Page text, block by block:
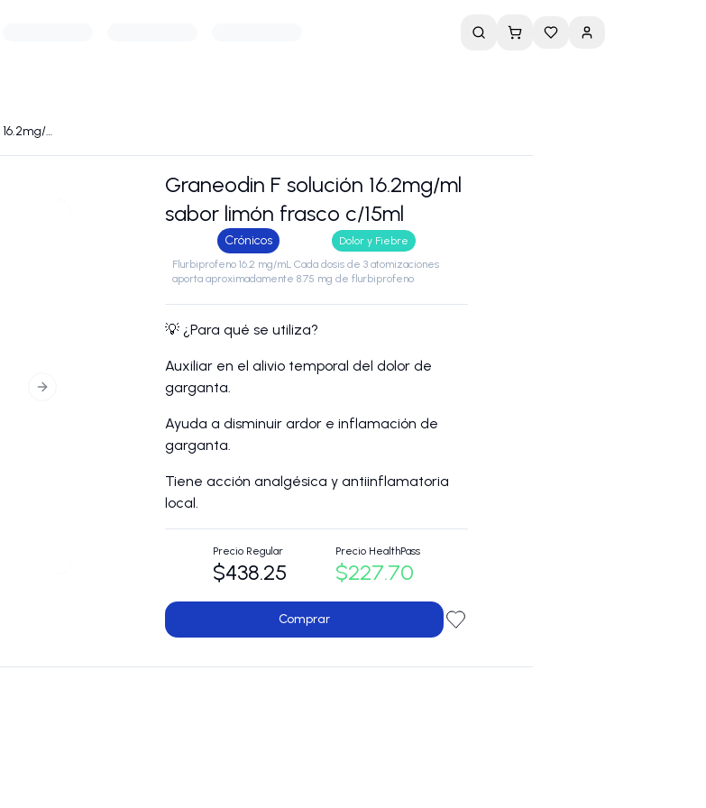
Graneodin F solución 16.2mg/ml sabor limón frasco c/15ml
Next slide
Graneodin F solución 16.2mg/ml
sabor limón frasco c/15ml
Crónicos
Dolor y Fiebre
Flurbiprofeno 16.2 mg/mL Cada dosis de 3 atomizaciones
aporta aproximadamente 8.75 mg de flurbiprofeno
💡 ¿Para qué se utiliza?
Auxiliar en el alivio temporal del dolor de
garganta.
Ayuda a disminuir ardor e inflamación de
garganta.
Tiene acción analgésica y antiinflamatoria
local.
Precio Regular
$438.25
Precio HealthPass
$227.70
Comprar